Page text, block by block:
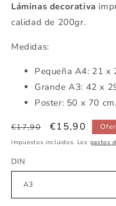
Láminas decorativa
calidad de 200gr.
Medidas:
Pequeña A4: 21 x
Grande A3: 42 x
Poster: 50 x 70 cm.
Precio
habitual
€17,90
Precio
de
€15,90
Impuestos incluidos. Los gastos
DIN